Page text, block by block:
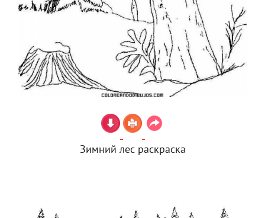
Зимний лес раскраска